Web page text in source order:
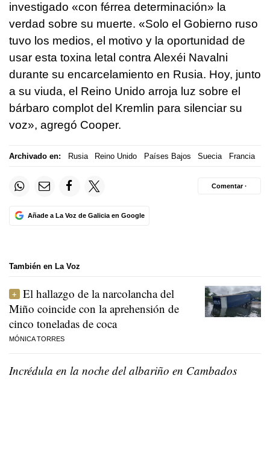
investigado «con férrea determinación» la
verdad sobre su muerte. «Solo el Gobierno ruso
tuvo los medios, el motivo y la oportunidad de
usar esta toxina letal contra Alexéi Navalni
durante su encarcelamiento en Rusia. Hoy, junto
a su viuda, el Reino Unido arroja luz sobre el
bárbaro complot del Kremlin para silenciar su
voz», agregó Cooper.
Archivado en: Rusia Reino Unido Países Bajos Suecia Francia
Añade a La Voz de Galicia en Google
Comentar ·
También en La Voz
El hallazgo de la narcolancha del
Miño coincide con la aprehensión de
cinco toneladas de coca
MÓNICA TORRES
Incrédula en la noche del albariño en Cambados